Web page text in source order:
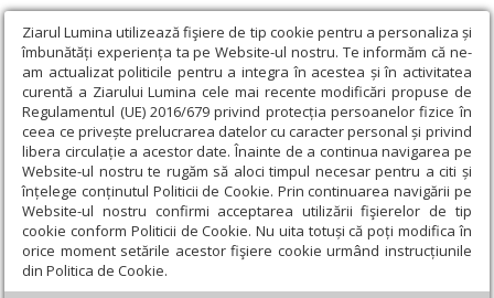
Ziarul Lumina utilizează fişiere de tip cookie pentru a personaliza și
îmbunătăți experiența ta pe Website-ul nostru. Te informăm că ne-
am actualizat politicile pentru a integra în acestea și în activitatea
curentă a Ziarului Lumina cele mai recente modificări propuse de
Regulamentul (UE) 2016/679 privind protecția persoanelor fizice în
ceea ce privește prelucrarea datelor cu caracter personal și privind
libera circulație a acestor date. Înainte de a continua navigarea pe
Website-ul nostru te rugăm să aloci timpul necesar pentru a citi și
înțelege conținutul Politicii de Cookie. Prin continuarea navigării pe
Website-ul nostru confirmi acceptarea utilizării fişierelor de tip
cookie conform Politicii de Cookie. Nu uita totuși că poți modifica în
orice moment setările acestor fişiere cookie urmând instrucțiunile
din Politica de Cookie.
Historica
‹ ›